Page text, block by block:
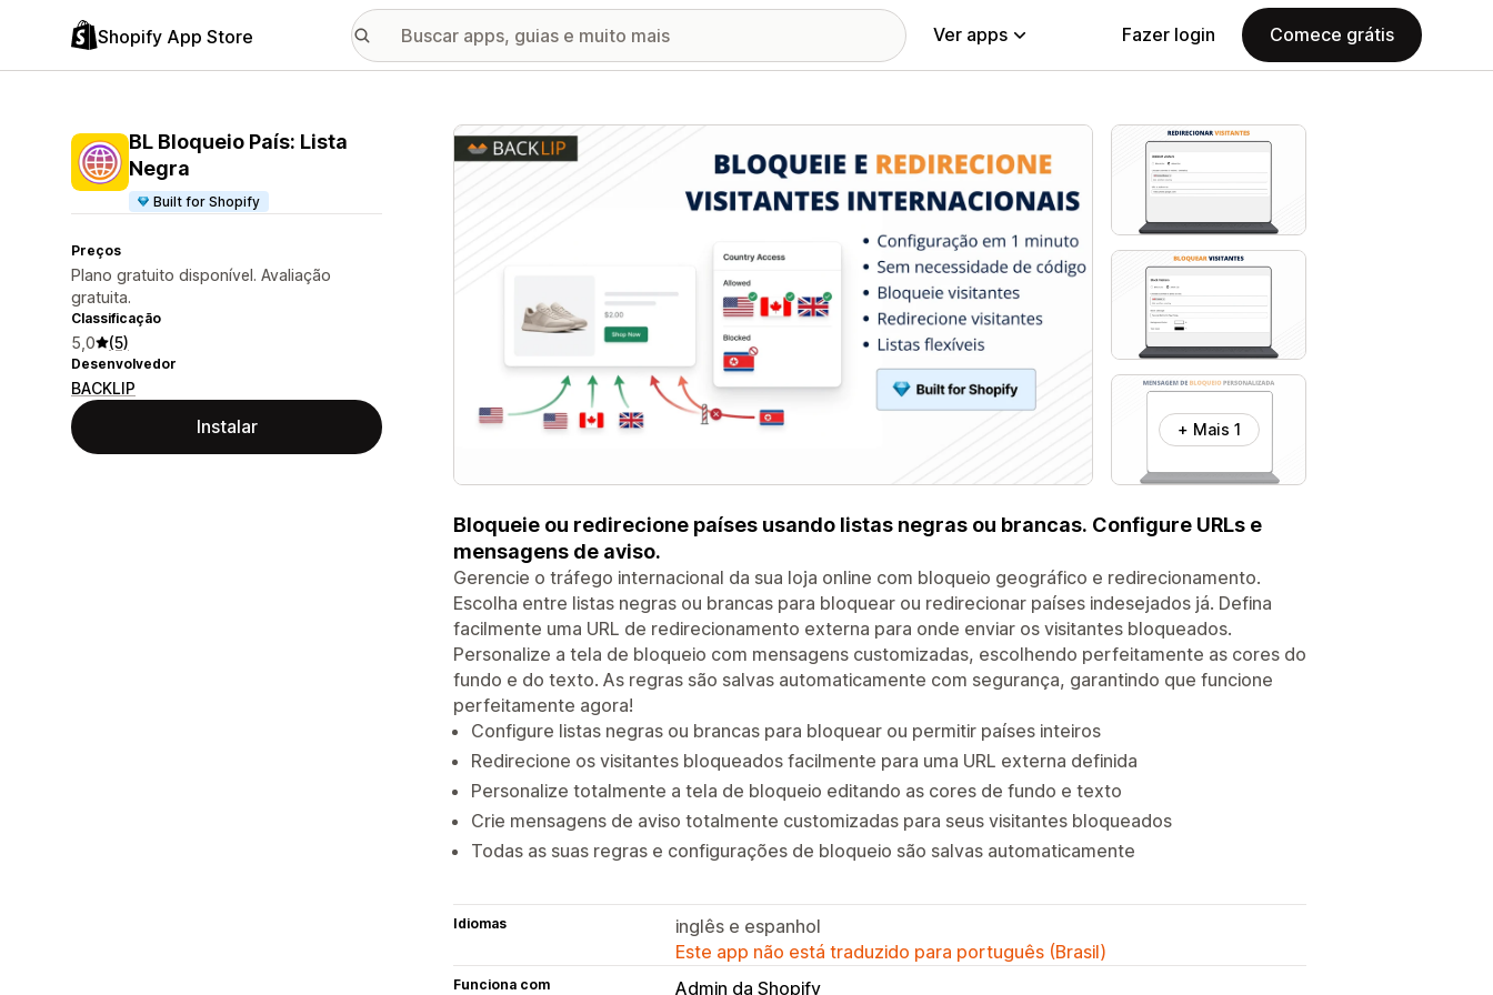
Shopify App Store Ver apps Fazer login Comece grátis
BL Bloqueio País: Lista
Negra
Built for Shopify
Preços
Plano gratuito disponível. Avaliação
gratuita.
Classificação
5,0 (5)
Desenvolvedor
BACKLIP
Instalar
Galeria de imagens em destaque
+ Mais 1
Bloqueie ou redirecione países usando listas negras ou brancas. Configure URLs e
mensagens de aviso.
Gerencie o tráfego internacional da sua loja online com bloqueio geográfico e redirecionamento.
Escolha entre listas negras ou brancas para bloquear ou redirecionar países indesejados já. Defina
facilmente uma URL de redirecionamento externa para onde enviar os visitantes bloqueados.
Personalize a tela de bloqueio com mensagens customizadas, escolhendo perfeitamente as cores do
fundo e do texto. As regras são salvas automaticamente com segurança, garantindo que funcione
perfeitamente agora!
Configure listas negras ou brancas para bloquear ou permitir países inteiros
Redirecione os visitantes bloqueados facilmente para uma URL externa definida
Personalize totalmente a tela de bloqueio editando as cores de fundo e texto
Crie mensagens de aviso totalmente customizadas para seus visitantes bloqueados
Todas as suas regras e configurações de bloqueio são salvas automaticamente
Idiomas
inglês e espanhol
Este app não está traduzido para português (Brasil)
Funciona com Admin da Shopify